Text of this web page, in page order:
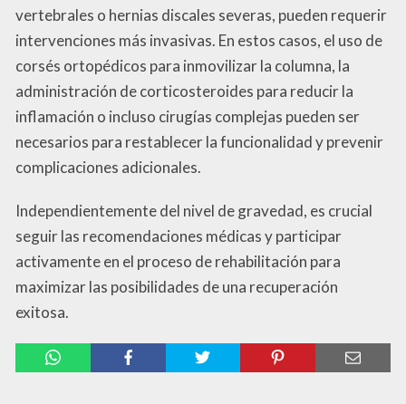
vertebrales o hernias discales severas, pueden requerir
intervenciones más invasivas. En estos casos, el uso de
corsés ortopédicos para inmovilizar la columna, la
administración de corticosteroides para reducir la
inflamación o incluso cirugías complejas pueden ser
necesarios para restablecer la funcionalidad y prevenir
complicaciones adicionales.
Independientemente del nivel de gravedad, es crucial
seguir las recomendaciones médicas y participar
activamente en el proceso de rehabilitación para
maximizar las posibilidades de una recuperación
exitosa.